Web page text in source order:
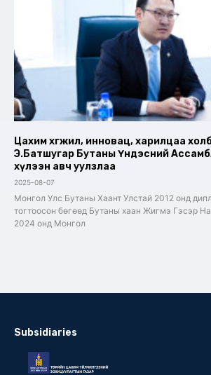
Цахим хөгжил, инновац, харилцаа
Э.Батшугар Бутаны Үндэсний
хүлээн авч уулзлаа
2025-08-07
Монгол Улс Бутаны Хаант Улстай 2012 онд
тогтоосон бөгөөд Бутаны хаан Жигмэ Гэсэр
2024 онд Монгол
Subsidiaries